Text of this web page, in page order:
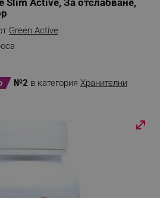
Slim Active, За отслабване,
Green Active
№2 в категория Хранителни